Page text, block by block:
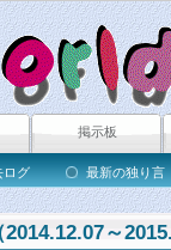
掲示板
ログ 最新の独り言
～